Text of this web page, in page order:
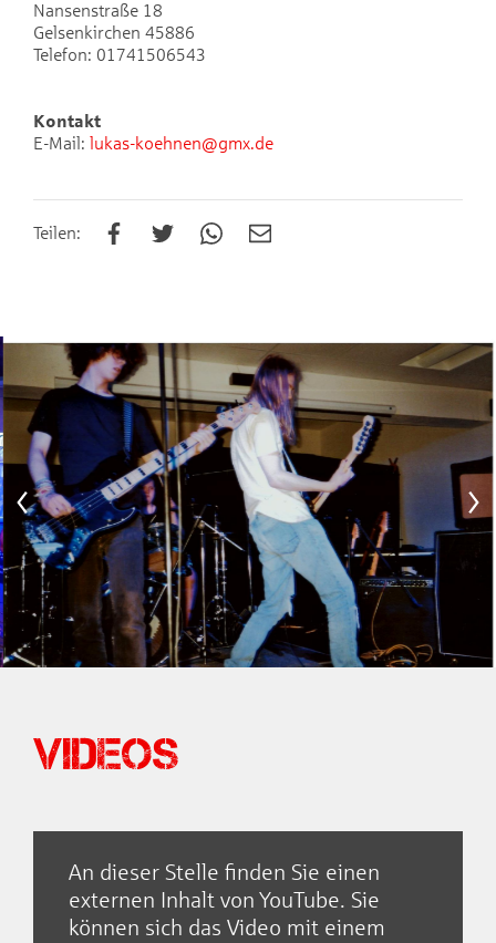
Nansenstraße 18
Gelsenkirchen 45886
Telefon: 01741506543
Kontakt
E-Mail: lukas-koehnen@gmx.de
Teilen:
Videos
Empfohlener externer
An dieser Stelle finden Sie einen
externen Inhalt von YouTube. Sie
können sich das Video mit einem
Disintegrated